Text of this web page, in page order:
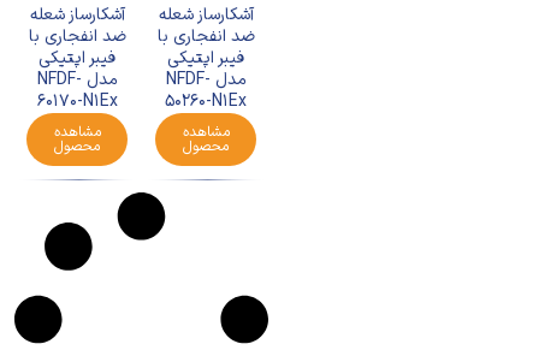
آشکارساز شعله
ضد انفجاری با
فیبر اپتیکی
مدل NFDF-
50260-N1Ex
مشاهده
محصول
آشکارساز شعله
ضد انفجاری با
فیبر اپتیکی
مدل NFDF-
60170-N1Ex
مشاهده
محصول